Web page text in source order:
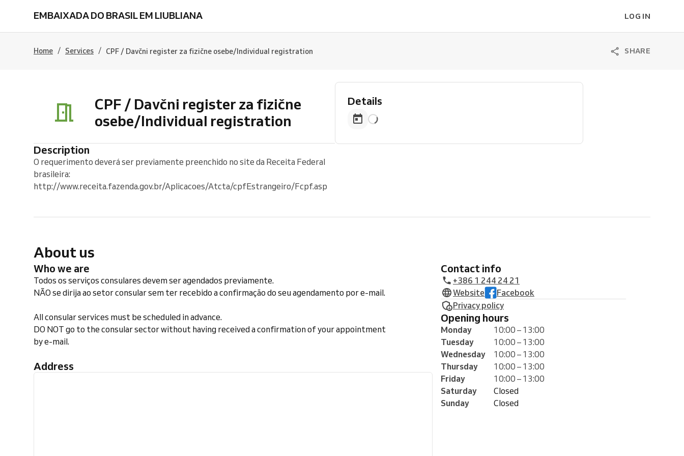
EMBAIXADA DO BRASIL EM LIUBLIANA LOG IN
Home / Services / CPF / Davčni register za fizične osebe/Individual registration SHARE
CPF / Davčni register za fizične
osebe/Individual registration
Description
O requerimento deverá ser previamente preenchido no site da Receita Federal
brasileira:
http://www.receita.fazenda.gov.br/Aplicacoes/Atcta/cpfEstrangeiro/Fcpf.asp
Details
About us
Who we are
Todos os serviços consulares devem ser agendados previamente.
NÃO se dirija ao setor consular sem ter recebido a confirmação do seu agendamento por e-mail.
All consular services must be scheduled in advance.
DO NOT go to the consular sector without having received a confirmation of your appointment
by e-mail.
Address
Contact info
+386 1 244 24 21
Website
Facebook
Privacy policy
Opening hours
Monday
10:00 – 13:00
Tuesday
10:00 – 13:00
Wednesday
10:00 – 13:00
Thursday
10:00 – 13:00
Friday
10:00 – 13:00
Saturday
Closed
Sunday
Closed